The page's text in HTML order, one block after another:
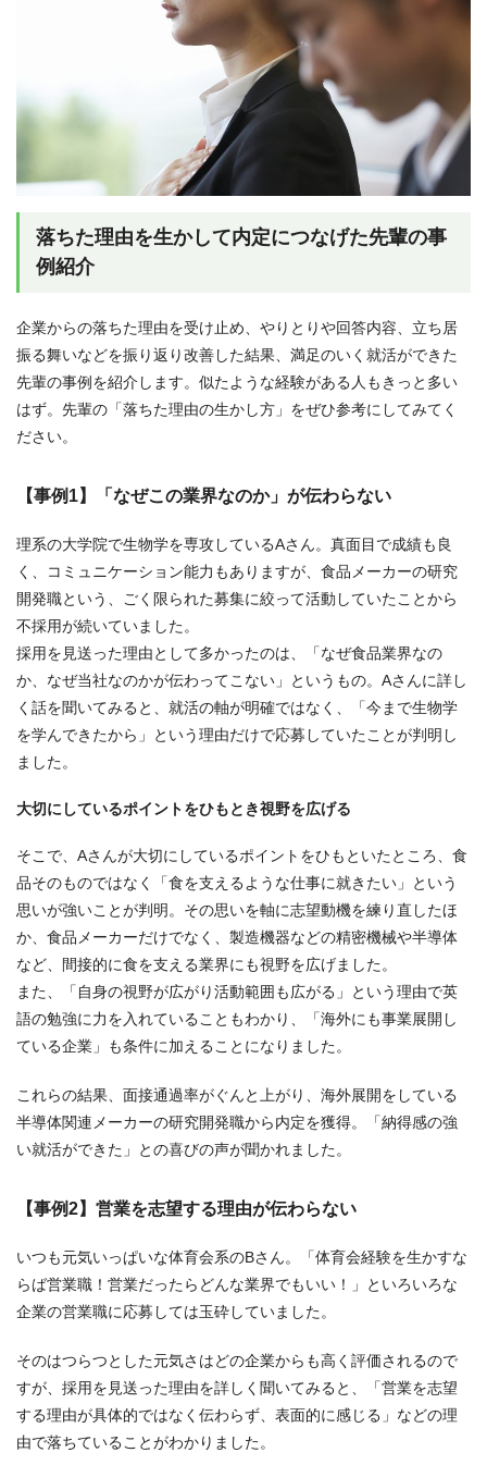
落ちた理由を生かして内定につなげた先輩の事
例紹介
企業からの落ちた理由を受け止め、やりとりや回答内容、立ち居
振る舞いなどを振り返り改善した結果、満足のいく就活ができた
先輩の事例を紹介します。似たような経験がある人もきっと多い
はず。先輩の「落ちた理由の生かし方」をぜひ参考にしてみてく
ださい。
【事例1】「なぜこの業界なのか」が伝わらない
理系の大学院で生物学を専攻しているAさん。真面目で成績も良
く、コミュニケーション能力もありますが、食品メーカーの研究
開発職という、ごく限られた募集に絞って活動していたことから
不採用が続いていました。
採用を見送った理由として多かったのは、「なぜ食品業界なの
か、なぜ当社なのかが伝わってこない」というもの。Aさんに詳し
く話を聞いてみると、就活の軸が明確ではなく、「今まで生物学
を学んできたから」という理由だけで応募していたことが判明し
ました。
大切にしているポイントをひもとき視野を広げる
そこで、Aさんが大切にしているポイントをひもといたところ、食
品そのものではなく「食を支えるような仕事に就きたい」という
思いが強いことが判明。その思いを軸に志望動機を練り直したほ
か、食品メーカーだけでなく、製造機器などの精密機械や半導体
など、間接的に食を支える業界にも視野を広げました。
また、「自身の視野が広がり活動範囲も広がる」という理由で英
語の勉強に力を入れていることもわかり、「海外にも事業展開し
ている企業」も条件に加えることになりました。
これらの結果、面接通過率がぐんと上がり、海外展開をしている
半導体関連メーカーの研究開発職から内定を獲得。「納得感の強
い就活ができた」との喜びの声が聞かれました。
【事例2】営業を志望する理由が伝わらない
いつも元気いっぱいな体育会系のBさん。「体育会経験を生かすな
らば営業職！営業だったらどんな業界でもいい！」といろいろな
企業の営業職に応募しては玉砕していました。
そのはつらつとした元気さはどの企業からも高く評価されるので
すが、採用を見送った理由を詳しく聞いてみると、「営業を志望
する理由が具体的ではなく伝わらず、表面的に感じる」などの理
由で落ちていることがわかりました。